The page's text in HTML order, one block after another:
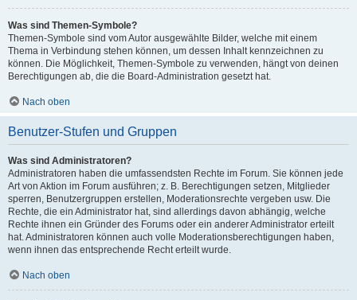
Was sind Themen-Symbole?
Themen-Symbole sind vom Autor ausgewählte Bilder, welche mit einem
Thema in Verbindung stehen können, um dessen Inhalt kennzeichnen zu
können. Die Möglichkeit, Themen-Symbole zu verwenden, hängt von deinen
Berechtigungen ab, die die Board-Administration gesetzt hat.
Nach oben
Benutzer-Stufen und Gruppen
Was sind Administratoren?
Administratoren haben die umfassendsten Rechte im Forum. Sie können jede
Art von Aktion im Forum ausführen; z. B. Berechtigungen setzen, Mitglieder
sperren, Benutzergruppen erstellen, Moderationsrechte vergeben usw. Die
Rechte, die ein Administrator hat, sind allerdings davon abhängig, welche
Rechte ihnen ein Gründer des Forums oder ein anderer Administrator erteilt
hat. Administratoren können auch volle Moderationsberechtigungen haben,
wenn ihnen das entsprechende Recht erteilt wurde.
Nach oben